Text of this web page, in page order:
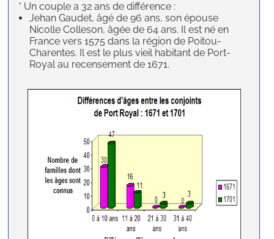
* Un couple a 32 ans de différence :
Jehan Gaudet, âgé de 96 ans, son épouse
Nicolle Colleson, âgée de 64 ans. Il est né en
France vers 1575 dans la région de Poitou-
Charentes. Il est le plus vieil habitant de Port-
Royal au recensement de 1671.